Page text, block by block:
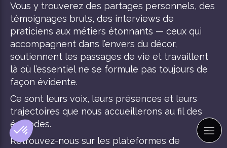
Vous y trouverez des partages personnels, des
témoignages bruts, des interviews de
praticiens aux métiers étonnants — ceux qui
accompagnent dans l’envers du décor,
soutiennent les passages de vie et travaillent
là où l’essentiel ne se formule pas toujours de
façon évidente.
Ce sont leurs voix, leurs présences et leurs
trajectoires que nous accueillerons au fil des
épisodes.
Retrouvez-nous sur les plateformes de